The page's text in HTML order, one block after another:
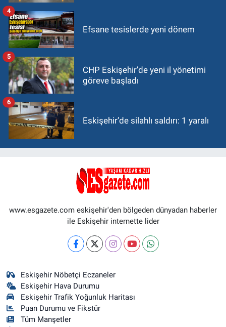
Efsane tesislerde yeni dönem
4
CHP Eskişehir’de yeni il yönetimi
göreve başladı
5
Eskişehir’de silahlı saldırı: 1 yaralı
6
www.esgazete.com eskişehir'den bölgeden dünyadan haberler
ile Eskişehir internette lider
Eskişehir Nöbetçi Eczaneler
Eskişehir Hava Durumu
Eskişehir Trafik Yoğunluk Haritası
Puan Durumu ve Fikstür
Tüm Manşetler